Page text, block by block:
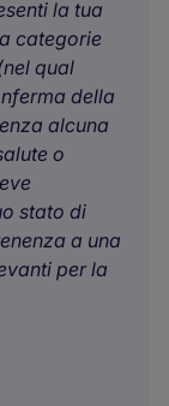
la tua
categorie
qual
della
alcuna
o
stato di
a una
per la